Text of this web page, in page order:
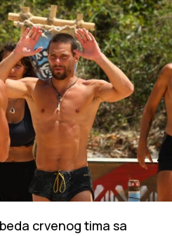
crvenog tima sa